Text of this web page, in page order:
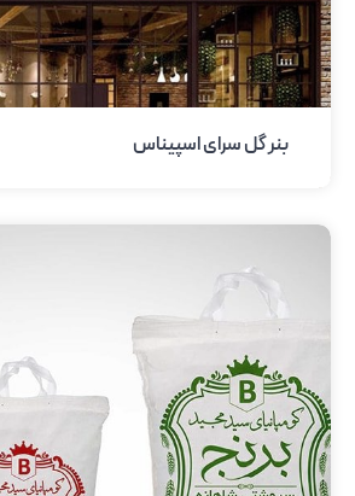
بنر گل سرای اسپیناس